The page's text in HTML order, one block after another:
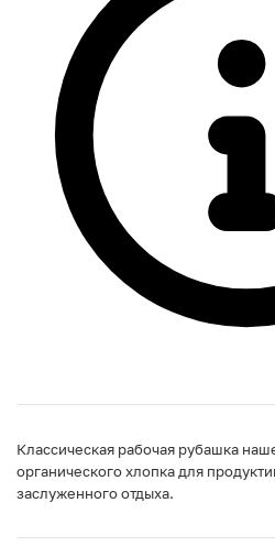
Классическая рабочая рубашка
органического хлопка для
заслуженного отдыха.